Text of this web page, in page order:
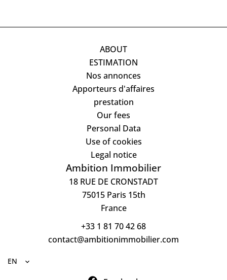
ABOUT
ESTIMATION
Nos annonces
Apporteurs d'affaires
prestation
Our fees
Personal Data
Use of cookies
Legal notice
Ambition Immobilier
18 RUE DE CRONSTADT
75015Paris 15th
France
+33 1 81 70 42 68
contact@ambitionimmobilier.com
EN